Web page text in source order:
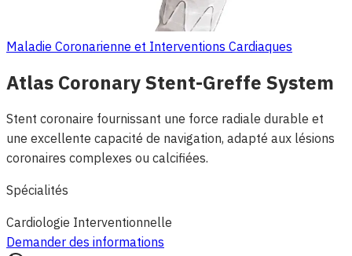
Maladie Coronarienne et Interventions Cardiaques
Atlas Coronary Stent-Greffe System
Stent coronaire fournissant une force radiale durable et
une excellente capacité de navigation, adapté aux lésions
coronaires complexes ou calcifiées.
Spécialités
Cardiologie Interventionnelle
Demander des informations